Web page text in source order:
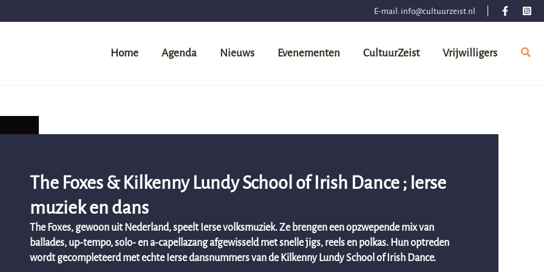
E-mail: info@cultuurzeist.nl
Home Agenda Nieuws Evenementen CultuurZeist Vrijwilligers
The Foxes & Kilkenny Lundy School of Irish Dance ; Ierse
muziek en dans
The Foxes, gewoon uit Nederland, speelt Ierse volksmuziek. Ze brengen een opzwepende mix van
ballades, up-tempo, solo- en a-capellazang afgewisseld met snelle jigs, reels en polkas. Hun optreden
wordt gecompleteerd met echte Ierse dansnummers van de Kilkenny Lundy School of Irish Dance.